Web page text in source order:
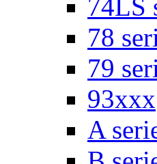
74LS
78
79
93xxx
A